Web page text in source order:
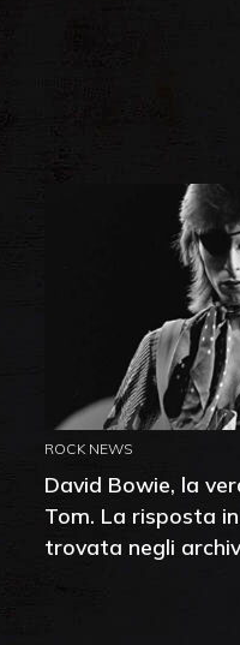
ROCK NEWS
David Bowie, la
Tom. La risposta
trovata negli